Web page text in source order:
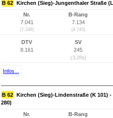
B 62 Kirchen (Sieg)-Jungenthaler Straße
Nr.
7.041
(7.246)
B-Rang
7.134
(4.745)
DTV
8.161
SV
245
(3,0%)
Infos...
B 62 Kirchen (Sieg)-Lindenstraße (K 101)
280)
Nr.
B-Rang